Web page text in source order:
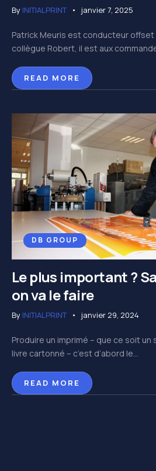
By INITIALPRINT janvier 7, 2025
Patrick Meuris est conducteur offset
collègue Robert, il est aux
READ MORE
DB GROUP
Le plus important ?
on va le faire
By INITIALPRINT janvier 29, 2024
Produire un imprimé – que ce soit un
livre cartonné – c’est d’abord le...
READ MORE